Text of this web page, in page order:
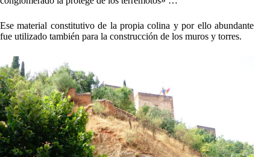
Ese material constitutivo de la propia colina y por ello abundante
fue utilizado también para la construcción de los muros y torres.